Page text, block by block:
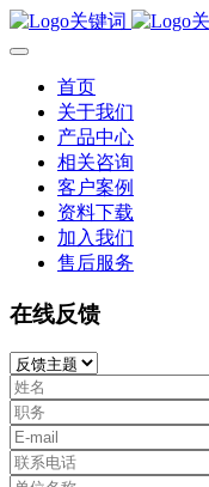
首页
关于我们
产品中心
相关咨询
客户案例
资料下载
加入我们
售后服务
在线反馈